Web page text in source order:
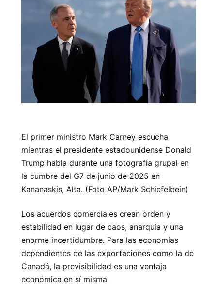
El primer ministro Mark Carney escucha
mientras el presidente estadounidense Donald
Trump habla durante una fotografía grupal en
la cumbre del G7 de junio de 2025 en
Kananaskis, Alta. (Foto AP/Mark Schiefelbein)
Los acuerdos comerciales crean orden y
estabilidad en lugar de caos, anarquía y una
enorme incertidumbre. Para las economías
dependientes de las exportaciones como la de
Canadá, la previsibilidad es una ventaja
económica en sí misma.